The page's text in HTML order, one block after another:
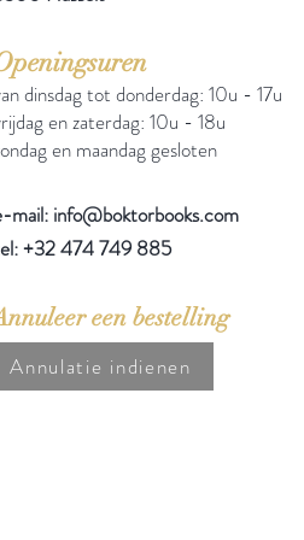
dinsdag tot donderdag: 10u - 17u
en zaterdag: 10u - 18u
en maandag gesloten
mail: info@boktorbooks.com
+32 474 749 885
een bestelling
Annulatie indienen